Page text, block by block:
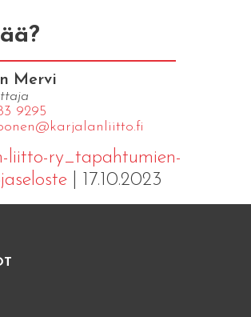
Mervi
9295
liitto-ry_tapahtumien-
| 17.10.2023